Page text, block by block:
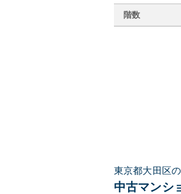
階数
東京都大田区の
中古マンシ